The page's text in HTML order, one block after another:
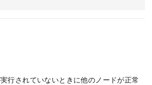
行されていないときに他のノードが正常